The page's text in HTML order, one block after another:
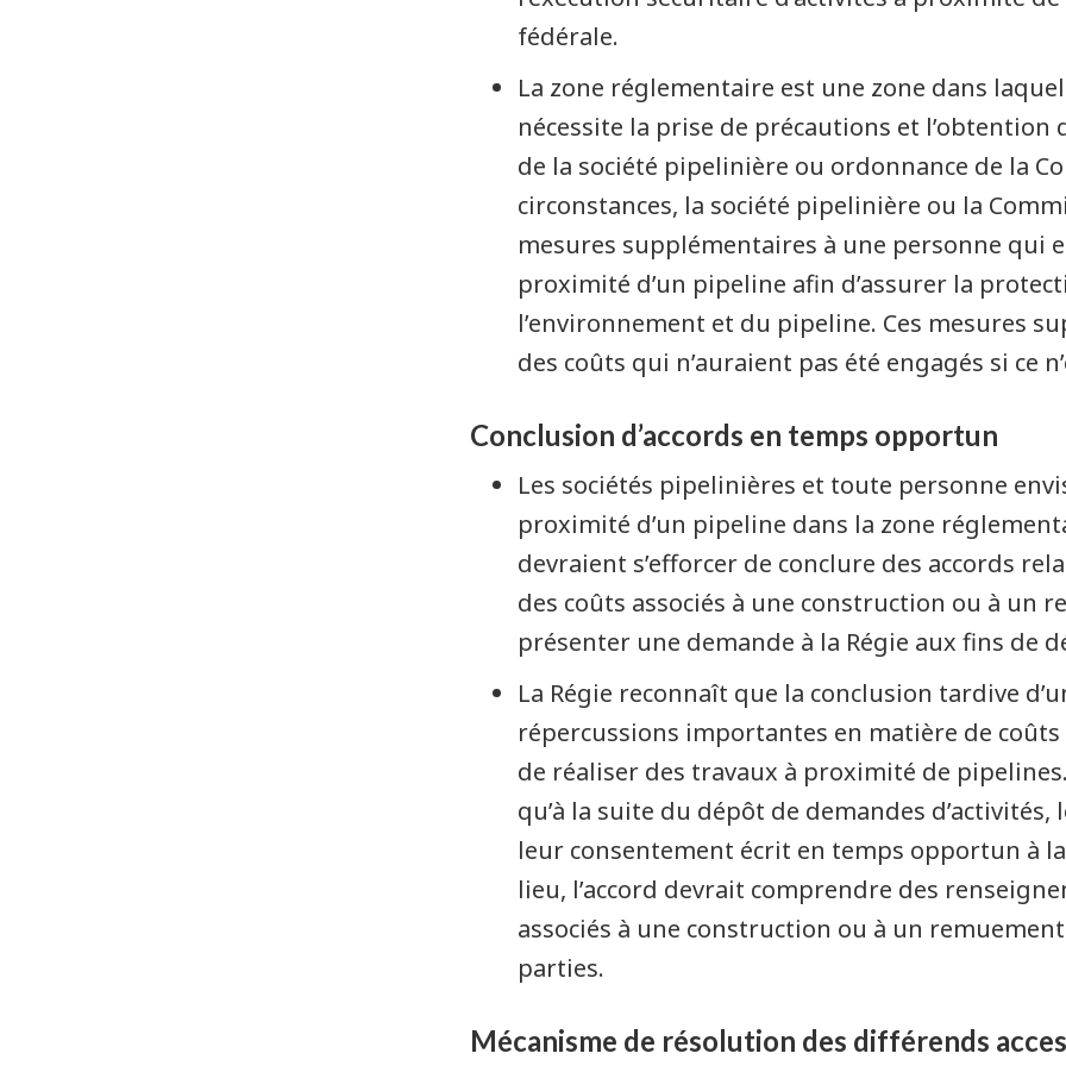
fédérale.
La zone réglementaire est une zone dans
nécessite la prise de précautions et
de la société pipelinière ou ordonnance de la
circonstances, la société pipelinière ou la
mesures supplémentaires à une personne qui
proximité d’un pipeline afin d’assurer la
l’environnement et du pipeline. Ces mesures
des coûts qui n’auraient pas été engagés si ce
Conclusion d’accords en temps opportun
Les sociétés pipelinières et toute personne
proximité d’un pipeline dans la zone
devraient s’efforcer de conclure des accords
des coûts associés à une construction ou à un
présenter une demande à la Régie aux fins de
La Régie reconnaît que la conclusion tardive
répercussions importantes en matière de
de réaliser des travaux à proximité de
qu’à la suite du dépôt de demandes
leur consentement écrit en temps opportun à la
lieu, l’accord devrait comprendre des
associés à une construction ou à un
parties.
Mécanisme de résolution des différends